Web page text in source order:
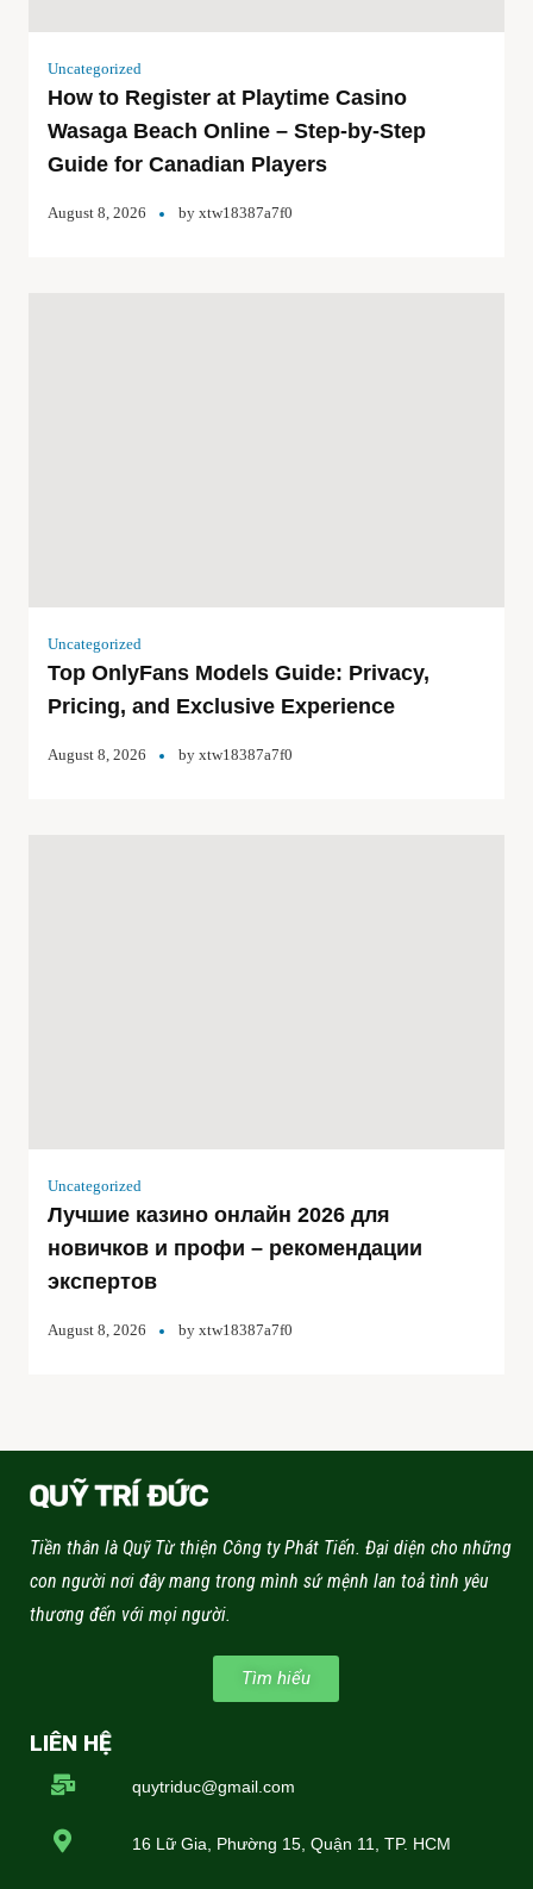
Uncategorized
How to Register at Playtime Casino
Wasaga Beach Online – Step‑by‑Step
Guide for Canadian Players
August 8, 2026 by xtw18387a7f0
Uncategorized
Top OnlyFans Models Guide: Privacy,
Pricing, and Exclusive Experience
August 8, 2026 by xtw18387a7f0
Uncategorized
Лучшие казино онлайн 2026 для
новичков и профи – рекомендации
экспертов
August 8, 2026 by xtw18387a7f0
Tiền thân là Quỹ Từ thiện Công ty Phát Tiến. Đại diện cho những
con người nơi đây mang trong mình sứ mệnh lan toả tình yêu
thương đến với mọi người.
Tìm hiểu
LIÊN HỆ
quytriduc@gmail.com
16 Lữ Gia, Phường 15, Quận 11, TP. HCM